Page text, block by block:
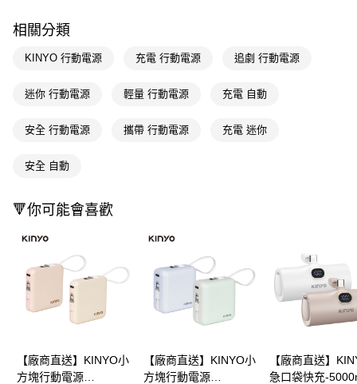
易，需依本服務之必要範圍內提供個人資料，並將交易相關給付款項請求債
２．關於個人資料處理事宜，請瀏覽以下網址：
３．未成年的使用者請事先徵得法定代理人或監護人之同意方可使用
４．使用「AFTEE先享後付」時，將依據個別帳號之用戶狀況，依本公司即
請求用戶進行身份認證。
相關分類
KINYO 行動電源 充電 行動電源 追劇 行動電源
迷你 行動電源 輕量 行動電源 充電 自動
安全 行動電源 攜帶 行動電源 充電 迷你
安全 自動
🔻你可能會喜歡
【廠商直送】KINYO小
方塊行動電源
【廠商直送】KINYO小
方塊行動電源
【廠商直送】
急口袋快充-